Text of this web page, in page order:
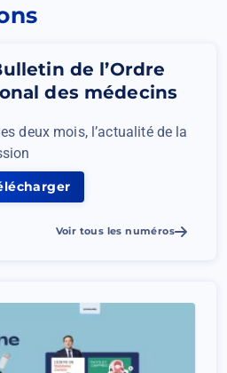
de l’Ordre
des médecins
deux mois, l’actualité de la
médecins
Voir tous les numéros